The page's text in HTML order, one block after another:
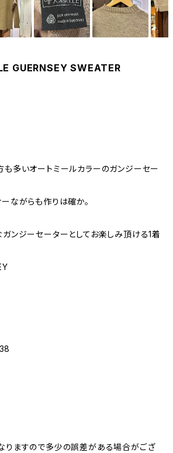
GUERNSEY SWEATER
も多いオートミールカラーのガンジーセー
ながらも作りは確か。
ンジーセーターとしてお楽しみ頂ける1着
りますので多少の誤差がある場合がござ